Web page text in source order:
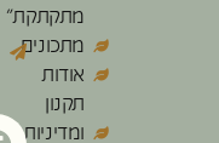
מתקתקת״
מתכונים
אודות
תקנון
ומדיניות